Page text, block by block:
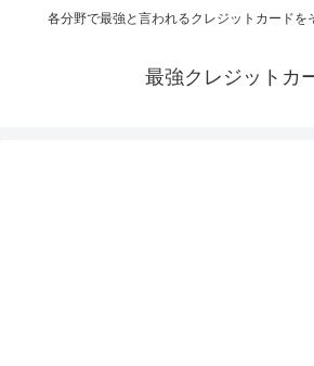
各分野で最強と言われるクレジットカードを
最強クレジットカ